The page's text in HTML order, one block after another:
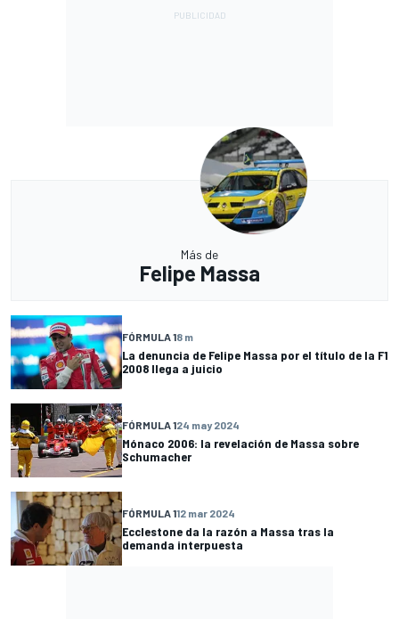
Más de
Felipe Massa
FÓRMULA 18 m
La denuncia de Felipe Massa por el título de la F1
2008 llega a juicio
FÓRMULA 124 may 2024
Mónaco 2006: la revelación de Massa sobre
Schumacher
FÓRMULA 112 mar 2024
Ecclestone da la razón a Massa tras la
demanda interpuesta